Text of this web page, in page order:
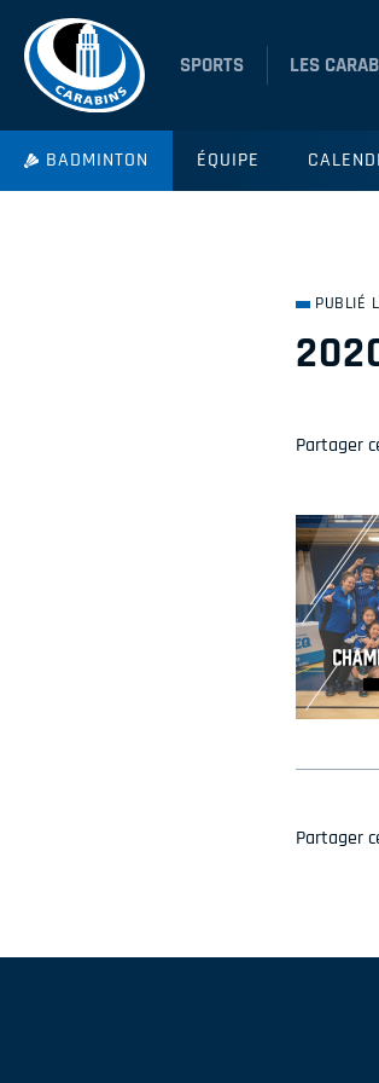
SPORTS LES
BADMINTON ÉQUIPE
PUBLIÉ
Partager
Partager